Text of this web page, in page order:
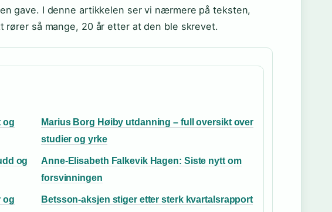
gave. I denne artikkelen ser vi nærmere på teksten,
så mange, 20 år etter at den ble skrevet.
og
Marius Borg Høiby utdanning – full oversikt over
studier og yrke
og
Anne-Elisabeth Falkevik Hagen: Siste nytt om
forsvinningen
og
Betsson-aksjen stiger etter sterk kvartalsrapport